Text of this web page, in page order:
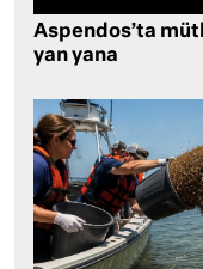
Aspendos’ta
yan yana